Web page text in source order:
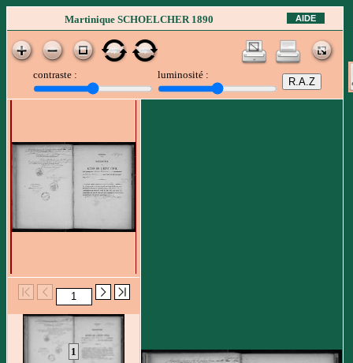
AIDE
Martinique SCHOELCHER 1890
contraste : luminosité :
1